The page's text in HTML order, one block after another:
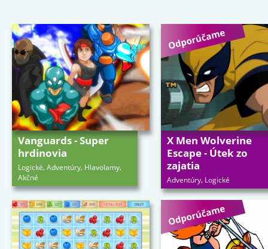
Vanguards - Super
hrdinovia
Logické,Adventúry, Hlavolamy,
Akčné
X Men Wolverine
Escape - Útek zo
zajatia
Adventúry, Logické